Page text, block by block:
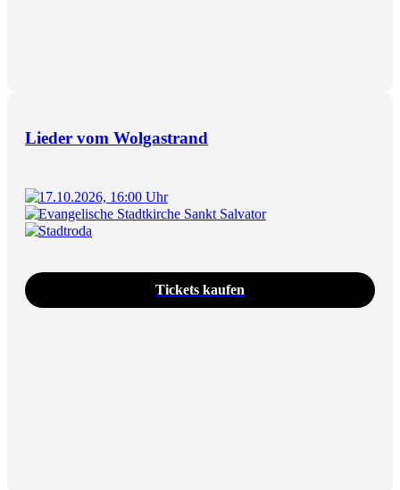
Lieder vom Wolgastrand
17.10.2026, 16:00 Uhr
Evangelische Stadtkirche Sankt Salvator
Stadtroda
Tickets kaufen